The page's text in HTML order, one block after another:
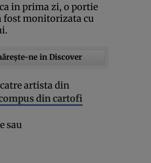
in prima zi, o portie
fost monitorizata cu
ne in Discover
artista din
din cartofi
sau